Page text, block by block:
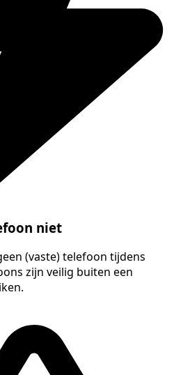
niet
(vaste) telefoon tijdens
zijn veilig buiten een